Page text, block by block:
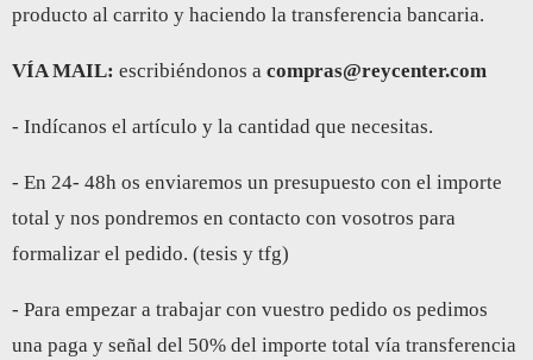
producto al carrito y haciendo la transferencia bancaria.
VÍA MAIL: escribiéndonos a compras@reycenter.com
- Indícanos el artículo y la cantidad que necesitas.
- En 24- 48h os enviaremos un presupuesto con el importe
total y nos pondremos en contacto con vosotros para
formalizar el pedido. (tesis y tfg)
- Para empezar a trabajar con vuestro pedido os pedimos
una paga y señal del 50% del importe total vía transferencia